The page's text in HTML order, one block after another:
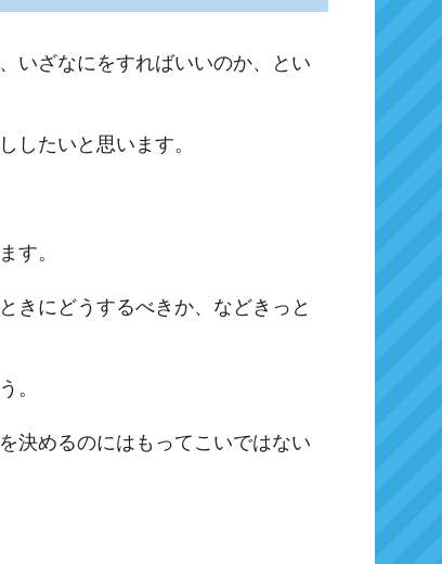
いざなにをすればいいのか、とい
したいと思います。
す。
きにどうするべきか、などきっと
。
決めるのにはもってこいではない